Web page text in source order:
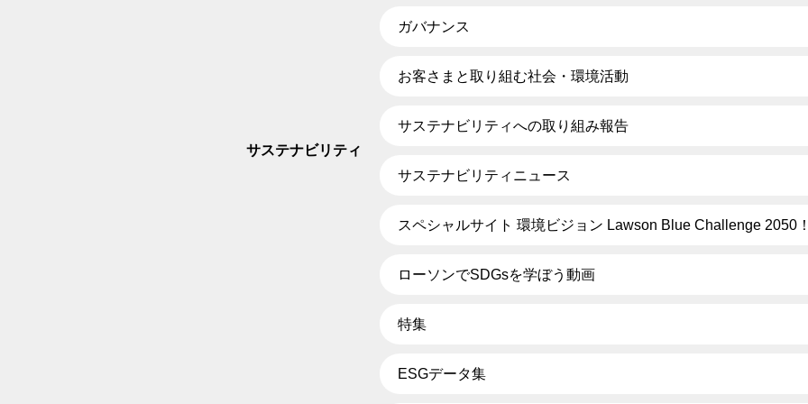
サステナビリティ
ガバナンス
お客さまと取り組む社会・環境活動
サステナビリティへの取り組み報告
サステナビリティニュース
スペシャルサイト 環境ビジョン Lawson Blue Challenge 2050
ローソンでSDGsを学ぼう動画
特集
ESGデータ集